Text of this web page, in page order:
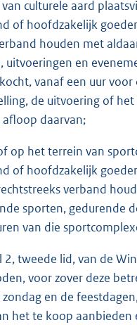
culturele aard
of hoofdzakelijk
houden met
uitvoeringen en
vanaf een uur voor
de uitvoering of
daarvan;
op het terrein van
of hoofdzakelijk
verband
sporten, gedurende
van die
2, tweede lid, van de
voor zover deze
en de
het te koop aanbieden